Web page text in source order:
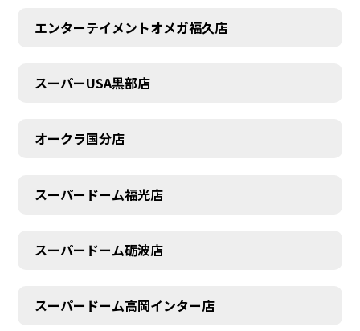
エンターテイメントオメガ福久店
スーパーUSA黒部店
オークラ国分店
スーパードーム福光店
スーパードーム砺波店
スーパードーム高岡インター店